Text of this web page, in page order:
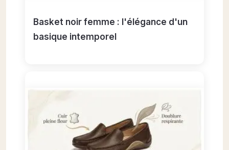
Basket noir femme : l'élégance d'un
basique intemporel